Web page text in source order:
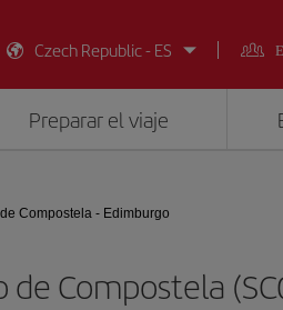
Czech Republic - ES
Preparar el viaje
Compostela - Edimburgo
Compostela